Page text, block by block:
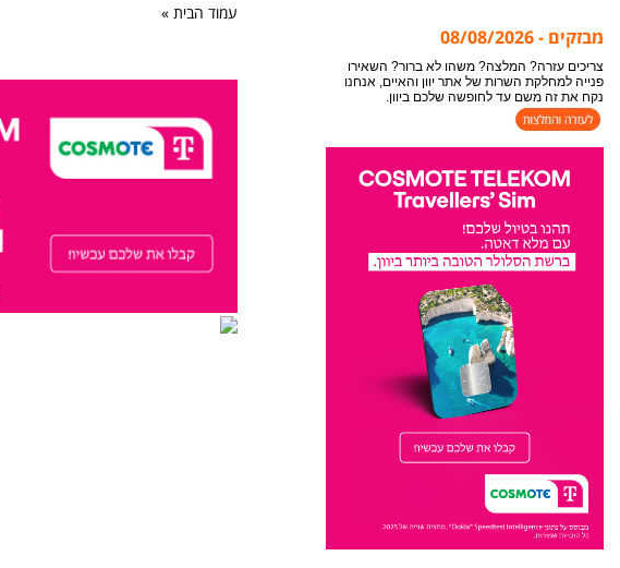
עמוד הבית »
מבזקים - 08/08/2026
צריכים עזרה? המלצה? משהו לא ברור? השאירו
נקח את זה משם עד לחופשה שלכם ביוון.
אתר יוון והאיים מתעדכן במידע חדש כל הזמן, לקבלת
המידע העדכני ביותר לעמוד בו אתם נמצאים או
צופים, מומלץ לבצע ריפרש לעמוד "רענון".